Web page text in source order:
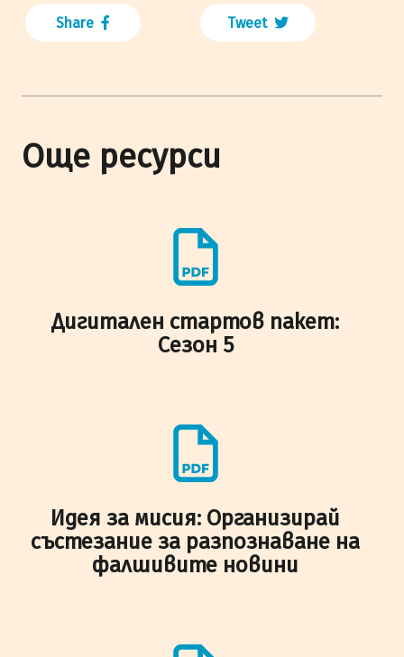
Share Tweet
Още ресурси
Дигитален стартов пакет:
Сезон 5
Идея за мисия: Организирай
състезание за разпознаване на
фалшивите новини